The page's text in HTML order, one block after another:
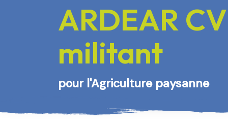
ARDEAR
militant
pour l'Agriculture paysanne